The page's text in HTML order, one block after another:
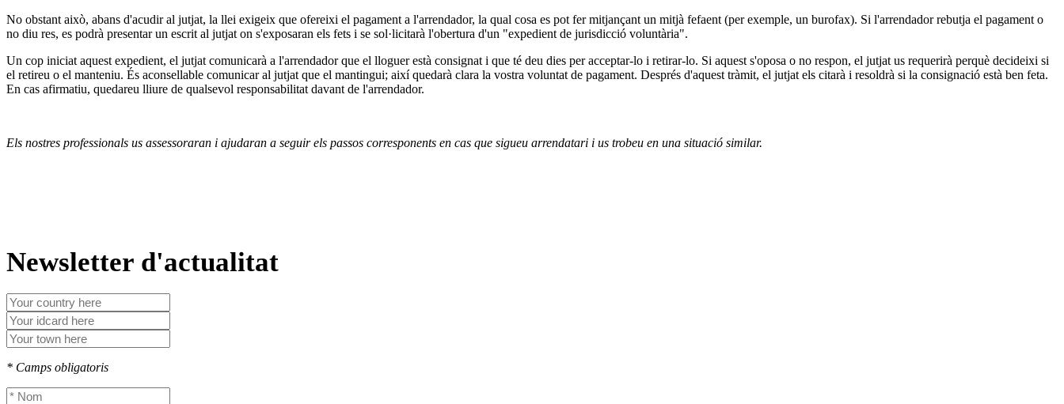
No obstant això, abans d'acudir al jutjat, la llei exigeix que ofereixi el pagament a l'arrendador, la qual cosa es pot fer mitjançant un mitjà fefaent (per exemple, un burofax). Si l'arrendador rebutja el pagament o
no diu res, es podrà presentar un escrit al jutjat on s'exposaran els fets i se sol·licitarà l'obertura d'un "expedient de jurisdicció voluntària".
Un cop iniciat aquest expedient, el jutjat comunicarà a l'arrendador que el lloguer està consignat i que té deu dies per acceptar-lo i retirar-lo. Si aquest s'oposa o no respon, el jutjat us requerirà perquè decideixi si
el retireu o el manteniu. És aconsellable comunicar al jutjat que el mantingui; així quedarà clara la vostra voluntat de pagament. Després d'aquest tràmit, el jutjat els citarà i resoldrà si la consignació està ben feta.
En cas afirmatiu, quedareu lliure de qualsevol responsabilitat davant de l'arrendador.
Els nostres professionals us assessoraran i ajudaran a seguir els passos corresponents en cas que sigueu arrendatari i us trobeu en una situació similar.
Newsletter d'actualitat
* Camps obligatoris